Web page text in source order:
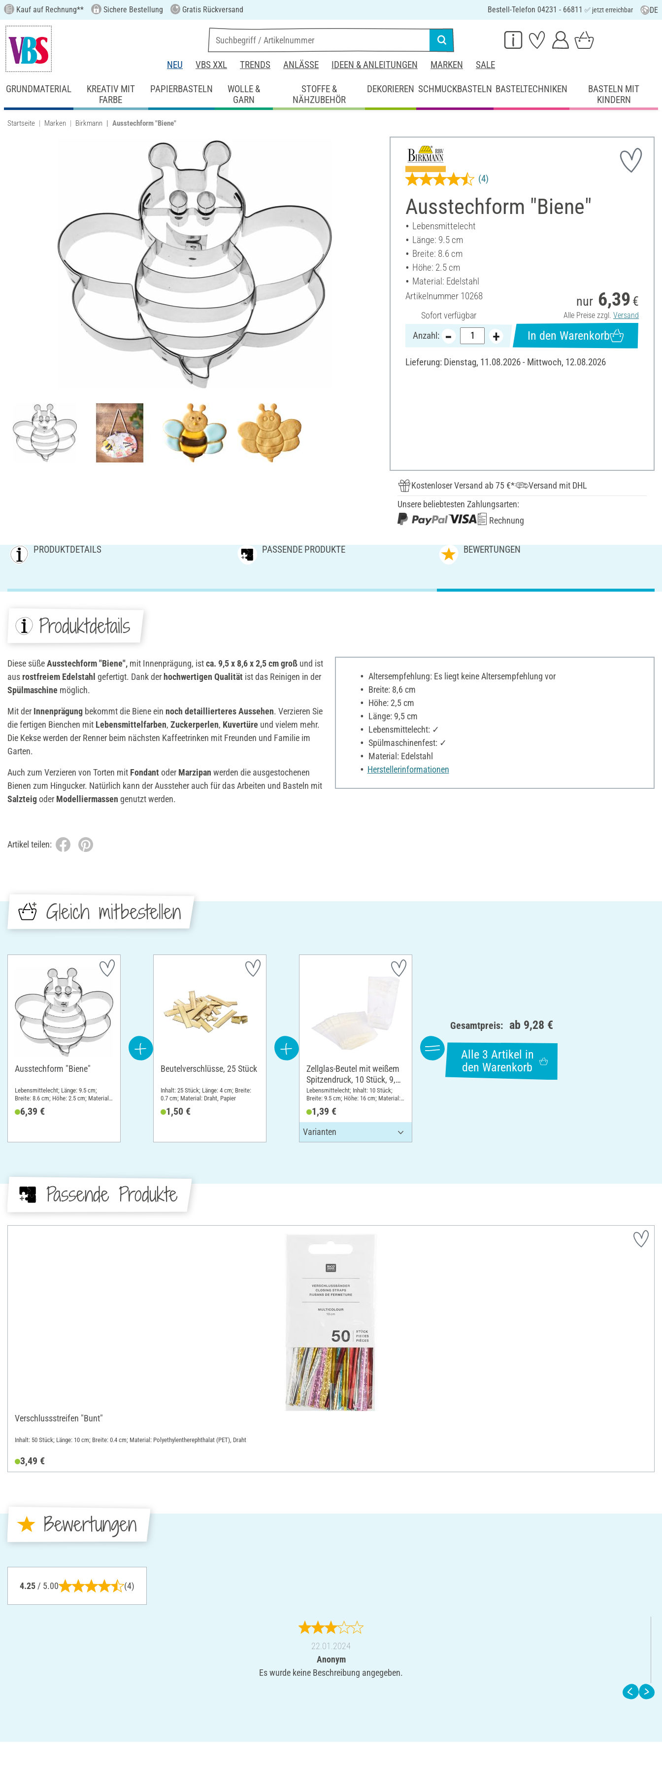
Kauf auf Rechnung** Sichere Bestellung Gratis Rückversand Bestell-Telefon 04231 - 66811 ✅ jetzt erreichbar DE
NEU VBS XXL TRENDS ANLÄSSE IDEEN & ANLEITUNGEN MARKEN SALE
GRUNDMATERIAL
KREATIV MIT
FARBE
PAPIERBASTELN
WOLLE &
GARN
STOFFE &
NÄHZUBEHÖR
DEKORIEREN SCHMUCKBASTELN BASTELTECHNIKEN
BASTELN MIT
KINDERN
Startseite Marken Birkmann Ausstechform "Biene"
Ausstechform "Biene"
(4)
Lebensmittelecht
Länge: 9.5 cm
Breite: 8.6 cm
Höhe: 2.5 cm
Material: Edelstahl
Artikelnummer 10268
Sofort verfügbar
nur 6,39 €
Alle Preise zzgl. Versand
Anzahl: In den Warenkorb
Lieferung: Dienstag, 11.08.2026 - Mittwoch, 12.08.2026
Kostenloser Versand ab 75 €*
Versand mit DHL
Unsere beliebtesten Zahlungsarten:
Rechnung
PRODUKTDETAILS PASSENDE PRODUKTE BEWERTUNGEN
Produktdetails
Diese süßeAusstechform "Biene", mit Innenprägung, istca. 9,5 x 8,6 x 2,5 cm groß und ist
aus rostfreiem Edelstahl gefertigt. Dank derhochwertigen Qualität ist das Reinigen in der
Spülmaschine möglich.
Mit der Innenprägung bekommt die Biene ein noch detaillierteres Aussehen. Verzieren Sie
die fertigen Bienchen mit Lebensmittelfarben, Zuckerperlen, Kuvertüre und vielem mehr.
Die Kekse werden der Renner beim nächsten Kaffeetrinken mit Freunden und Familie im
Garten.
Auch zum Verzieren von Torten mit Fondant oder Marzipan werden die ausgestochenen
Bienen zum Hingucker. Natürlich kann der Aussteher auch für das Arbeiten und Basteln mit
Salzteigoder Modelliermassen genutzt werden.
Altersempfehlung: Es liegt keine Altersempfehlung vor
Breite: 8,6 cm
Höhe: 2,5 cm
Länge: 9,5 cm
Lebensmittelecht: ✓
Spülmaschinenfest: ✓
Material: Edelstahl
Herstellerinformationen
Artikel teilen:
Gleich mitbestellen
Ausstechform "Biene"
Lebensmittelecht; Länge: 9.5 cm;
Breite: 8.6 cm; Höhe: 2.5 cm; Material:
6,39 €
Beutelverschlüsse, 25 Stück
Inhalt: 25 Stück; Länge: 4 cm; Breite:
0.7 cm; Material: Draht, Papier
1,50 €
Zellglas-Beutel mit weißem
Spitzendruck, 10 Stück, 9,5
x 16 cm
Lebensmittelecht; Inhalt: 10 Stück;
Breite: 9.5 cm; Höhe: 16 cm; Material:
1,39 €
Gesamtpreis: ab 9,28 €
Alle 3 Artikel in
den Warenkorb
Passende Produkte
Verschlussstreifen "Bunt"
Inhalt: 50 Stück; Länge: 10 cm; Breite: 0.4 cm; Material: Polyethylentherephthalat (PET), Draht
3,49 €
Bewertungen
4.25 / 5.00 (4)
22.01.2024
Anonym
Es wurde keine Beschreibung angegeben.